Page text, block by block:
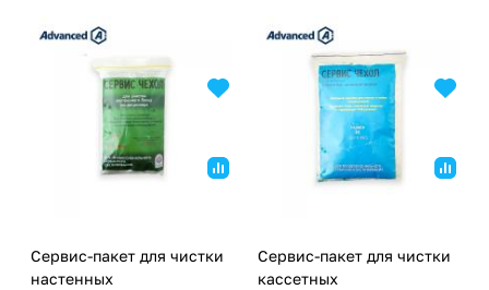
Сервис-пакет для чистки
настенных
Сервис-пакет для чистки
кассетных